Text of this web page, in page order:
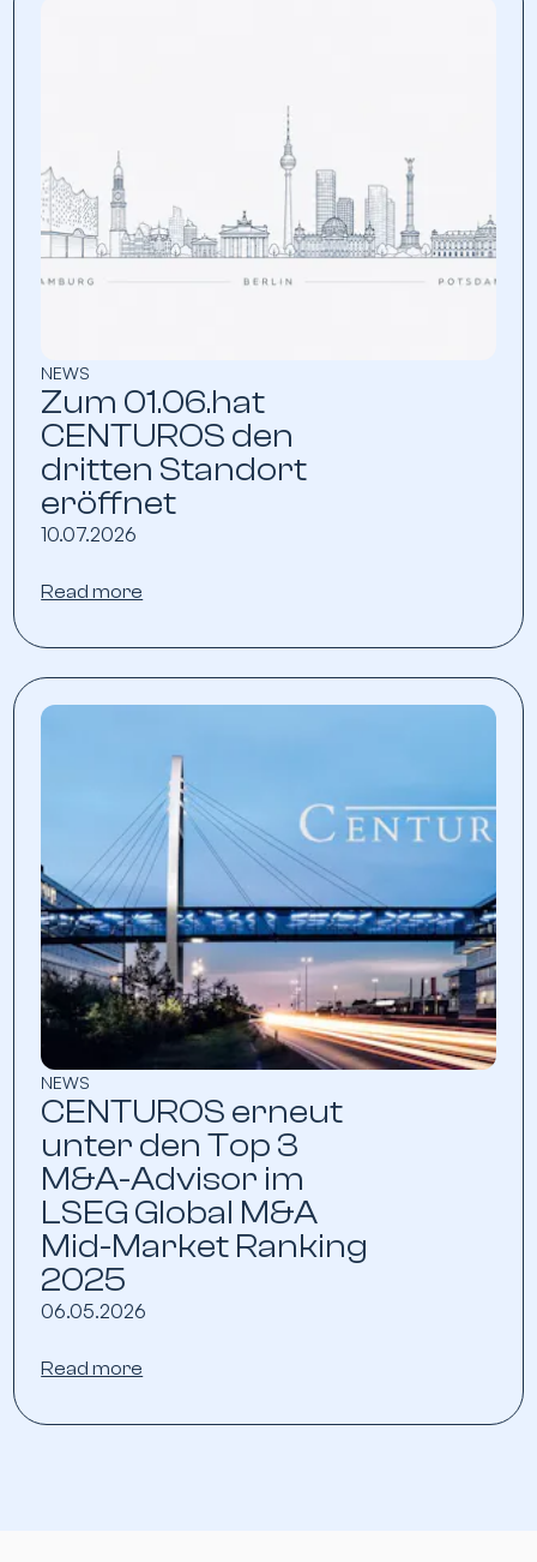
NEWS
Zum 01.06.hat
CENTUROS den
dritten Standort
eröffnet
10.07.2026
Read more
NEWS
CENTUROS erneut
unter den Top 3
M&A-Advisor im
LSEG Global M&A
Mid-Market Ranking
2025
06.05.2026
Read more